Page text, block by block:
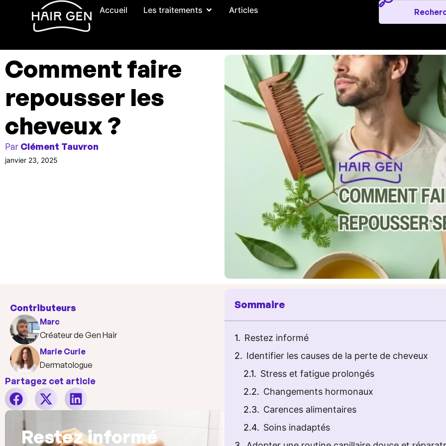
Accueil Les traitements Articles
Comment faire
repousser les
cheveux ?
Par Clément Tauvron
janvier 23, 2025
Contributeurs
Marc
Créateur de Gen Hair
Marie Curie
Dermatologue
Partagez cet article
Restez informé
Sommaire
Restez informé
Identifier les causes de la perte de cheveux
Stress et fatigue prolongés
Changements hormonaux
Carences alimentaires
Soins inadaptés